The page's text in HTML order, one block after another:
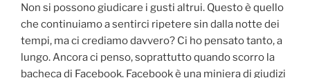
Non si possono giudicare i gusti altrui. Questo è quello
che continuiamo a sentirci ripetere sin dalla notte dei
tempi, ma ci crediamo davvero? Ci ho pensato tanto, a
lungo. Ancora ci penso, soprattutto quando scorro la
bacheca di Facebook. Facebook è una miniera di giudizi